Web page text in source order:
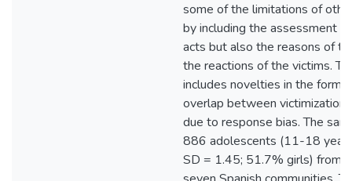
some of the limitations of
by including the assessment
acts but also the reasons of
the reactions of the victims.
includes novelties in the
overlap between victimization
due to response bias. The
886 adolescents (11-18
SD = 1.45; 51.7% girls) from